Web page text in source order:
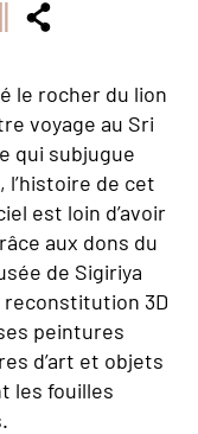
le rocher du lion
voyage au Sri
qui subjugue
de cet
est loin d’avoir
aux dons du
de Sigiriya
reconstitution 3D
peintures
d’art et objets
les fouilles